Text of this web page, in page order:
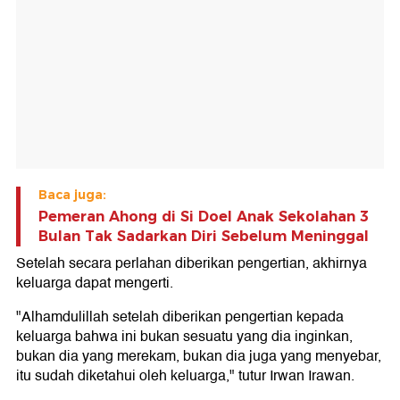
Baca juga:
Pemeran Ahong di Si Doel Anak Sekolahan 3
Bulan Tak Sadarkan Diri Sebelum Meninggal
Setelah secara perlahan diberikan pengertian, akhirnya
keluarga dapat mengerti.
"Alhamdulillah setelah diberikan pengertian kepada
keluarga bahwa ini bukan sesuatu yang dia inginkan,
bukan dia yang merekam, bukan dia juga yang menyebar,
itu sudah diketahui oleh keluarga," tutur Irwan Irawan.